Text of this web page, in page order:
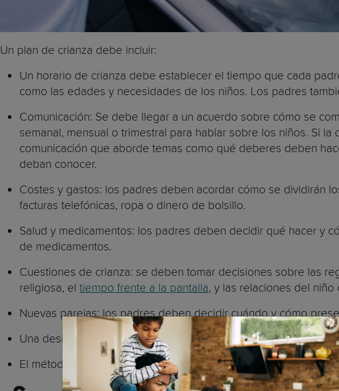
Un plan de crianza debe incluir:
Un horario de crianza debe establecer el tiempo que cada
como las edades y necesidades de los niños. Los padres
Comunicación: Se debe llegar a un acuerdo sobre cómo se
semanal, mensual o trimestral para hablar sobre los niños. Si
comunicación que aborde temas como qué deberes deben
deban conocer.
Costes y gastos: los padres deben acordar cómo se dividirán
facturas telefónicas, ropa o dinero de bolsillo.
Salud y medicamentos: los padres deben decidir qué hacer y
de medicamentos.
Cuestiones de crianza: se deben tomar decisiones sobre las
religiosa, el tiempo frente a la pantalla, y las relaciones del
Nuevas parejas: los padres deben decidir cuándo y cómo
Una designación de responsabilidades de toma de decisiones
El método por el que se resolverán los desacuerdos en el